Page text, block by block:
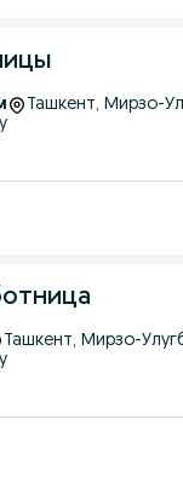
Ташкент, Мирзо-
Ташкент, Мирзо-